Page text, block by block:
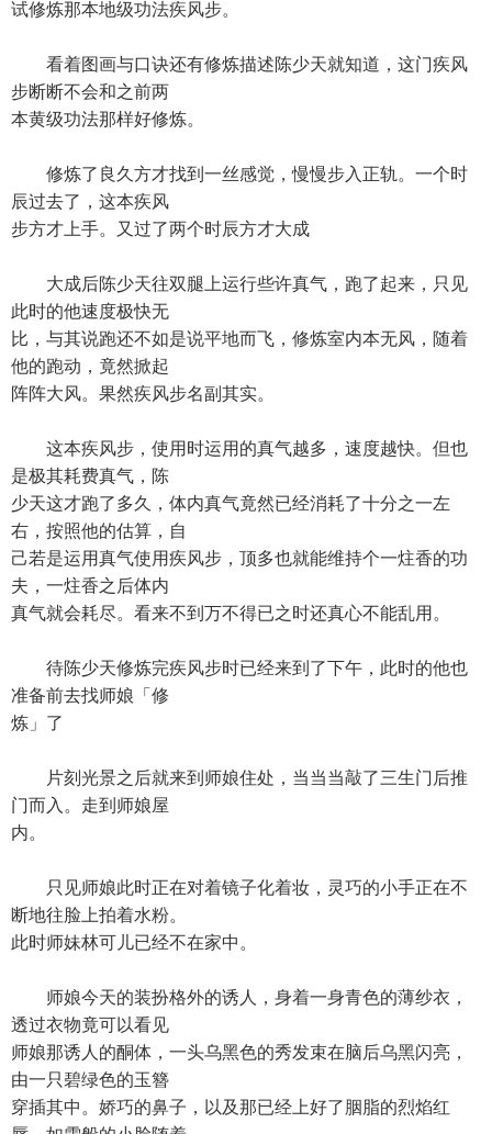
试修炼那本地级功法疾风步。
看着图画与口诀还有修炼描述陈少天就知道，这门疾风
步断断不会和之前两
本黄级功法那样好修炼。
修炼了良久方才找到一丝感觉，慢慢步入正轨。一个时
辰过去了，这本疾风
步方才上手。又过了两个时辰方才大成
大成后陈少天往双腿上运行些许真气，跑了起来，只见
此时的他速度极快无
比，与其说跑还不如是说平地而飞，修炼室内本无风，随着
他的跑动，竟然掀起
阵阵大风。果然疾风步名副其实。
这本疾风步，使用时运用的真气越多，速度越快。但也
是极其耗费真气，陈
少天这才跑了多久，体内真气竟然已经消耗了十分之一左
右，按照他的估算，自
己若是运用真气使用疾风步，顶多也就能维持个一炷香的功
夫，一炷香之后体内
真气就会耗尽。看来不到万不得已之时还真心不能乱用。
待陈少天修炼完疾风步时已经来到了下午，此时的他也
准备前去找师娘「修
炼」了
片刻光景之后就来到师娘住处，当当当敲了三生门后推
门而入。走到师娘屋
内。
只见师娘此时正在对着镜子化着妆，灵巧的小手正在不
断地往脸上拍着水粉。
此时师妹林可儿已经不在家中。
师娘今天的装扮格外的诱人，身着一身青色的薄纱衣，
透过衣物竟可以看见
师娘那诱人的酮体，一头乌黑色的秀发束在脑后乌黑闪亮，
由一只碧绿色的玉簪
穿插其中。娇巧的鼻子，以及那已经上好了胭脂的烈焰红